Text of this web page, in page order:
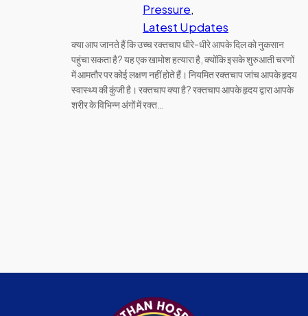
Pressure
Latest Updates
क्या आप जानते हैं कि उच्च रक्तचाप धीरे-धीरे आपके दिल को नुकसान
पहुंचा सकता है? यह एक खामोश हत्यारा है, क्योंकि इसके शुरुआती चरणों
में आमतौर पर कोई लक्षण नहीं होते हैं। नियमित रक्तचाप जांच आपके हृदय
स्वास्थ्य की कुंजी है। रक्तचाप क्या है? रक्तचाप आपके हृदय द्वारा आपके
शरीर के विभिन्न अंगों में रक्त…